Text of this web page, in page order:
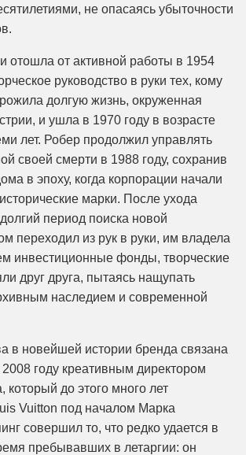
не опасаясь убыточности
отошла от активной работы в 1954
руководство в руки тех, кому
долгую жизнь, окруженная
и ушла в 1970 году в возрасте
лет. Робер продолжил управлять
своей смерти в 1988 году, сохранив
в эпоху, когда корпорации начали
марки. После ухода
период поиска новой
переходил из рук в руки, им владела
инвестиционные фонды, творческие
друг друга, пытаясь нащупать
наследием и современной
в новейшей истории бренда связана
году креативным директором
который до этого много лет
Vuitton под началом Марка
совершил то, что редко удается в
пребывавших в летаргии: он